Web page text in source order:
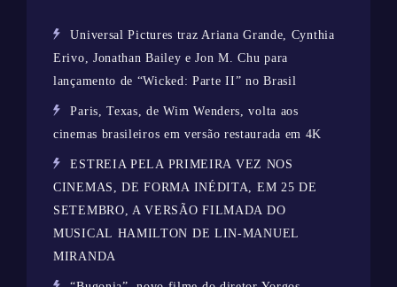
Universal Pictures traz Ariana Grande, Cynthia
Erivo, Jonathan Bailey e Jon M. Chu para
lançamento de “Wicked: Parte II” no Brasil
Paris, Texas, de Wim Wenders, volta aos
cinemas brasileiros em versão restaurada em 4K
ESTREIA PELA PRIMEIRA VEZ NOS
CINEMAS, DE FORMA INÉDITA, EM 25 DE
SETEMBRO, A VERSÃO FILMADA DO
MUSICAL HAMILTON DE LIN-MANUEL
MIRANDA